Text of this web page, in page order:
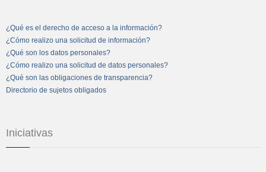
¿Qué es el derecho de acceso a la información?
¿Cómo realizo una solicitud de información?
¿Qué son los datos personales?
¿Cómo realizo una solicitud de datos personales?
¿Qué son las obligaciones de transparencia?
Directorio de sujetos obligados
Iniciativas